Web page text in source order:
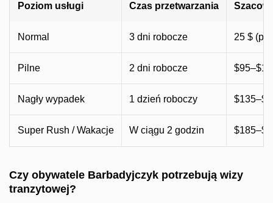
Poziom usługi Czas przetwarzania
Normal 3 dni robocze 25 $
Pilne 2 dni robocze
Nagły wypadek 1 dzień roboczy
Super Rush / Wakacje W ciągu 2 godzin
Czy obywatele Barbadyjczyk potrzebują wizy
tranzytowej?